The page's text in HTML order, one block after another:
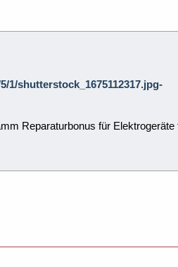
1/shutterstock_1675112317.jpg-
Reparaturbonus für Elektrogeräte